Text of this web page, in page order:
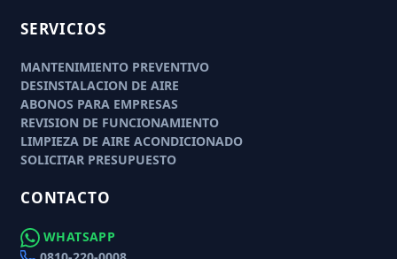
SERVICIOS
MANTENIMIENTO PREVENTIVO
DESINSTALACION DE AIRE
ABONOS PARA EMPRESAS
REVISION DE FUNCIONAMIENTO
LIMPIEZA DE AIRE ACONDICIONADO
SOLICITAR PRESUPUESTO
CONTACTO
WHATSAPP